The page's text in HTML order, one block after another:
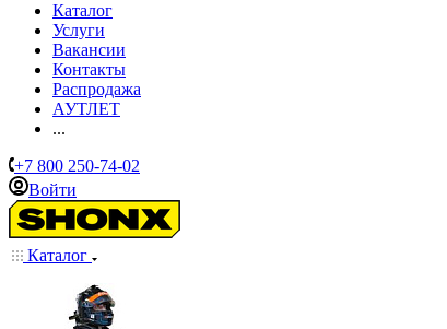
Каталог
Услуги
Вакансии
Контакты
Распродажа
АУТЛЕТ
...
+7 800 250-74-02
Войти
Каталог